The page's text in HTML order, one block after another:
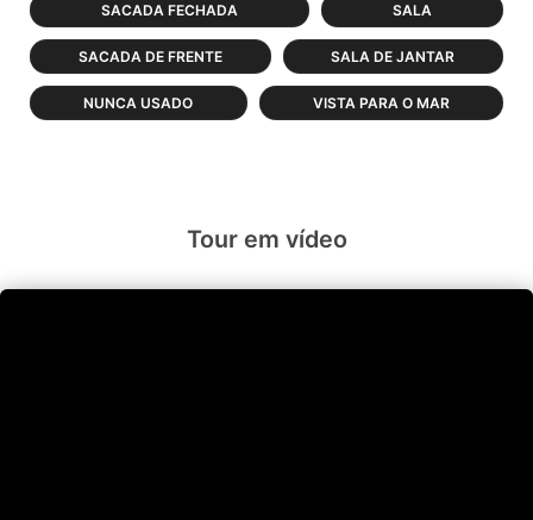
SACADA FECHADA SALA
SACADA DE FRENTE SALA DE JANTAR
NUNCA USADO VISTA PARA O MAR
Tour em vídeo